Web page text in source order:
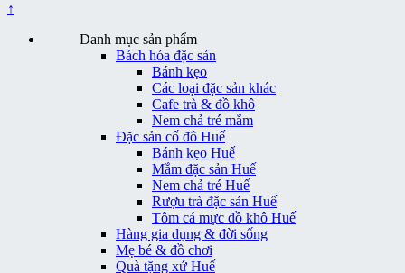
↑
Danh mục sản phẩm
Bách hóa đặc sản
Bánh kẹo
Các loại đặc sản khác
Cafe trà & đồ khô
Nem chả tré mắm
Đặc sản cố đô Huế
Bánh kẹo Huế
Mắm đặc sản Huế
Nem chả tré Huế
Rượu trà đặc sản Huế
Tôm cá mực đồ khô Huế
Hàng gia dụng & đời sống
Mẹ bé & đồ chơi
Quà tặng xứ Huế